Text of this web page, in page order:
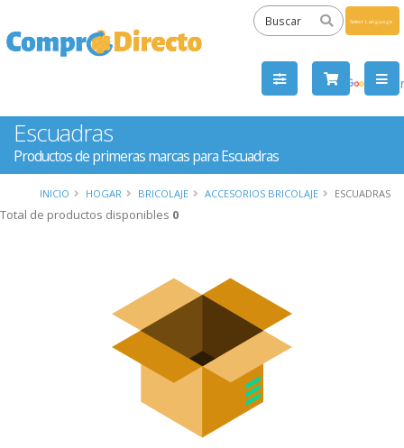
by
Escuadras
Productos de primeras marcas para Escuadras
INICIO HOGAR BRICOLAJE ACCESORIOS BRICOLAJE ESCUADRAS
Total de productos disponibles 0